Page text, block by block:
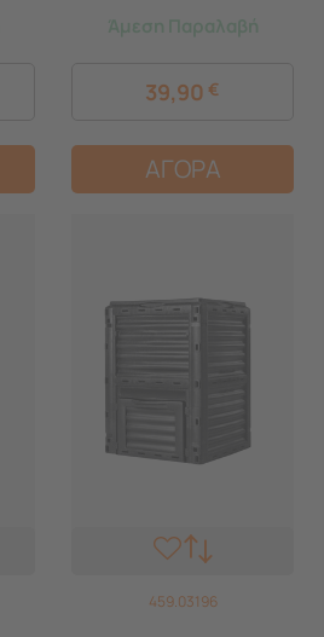
Πλαστικός Κήπου
Άμεση Παραλαβή
39,90 €
ΑΓΟΡΑ
459.03196